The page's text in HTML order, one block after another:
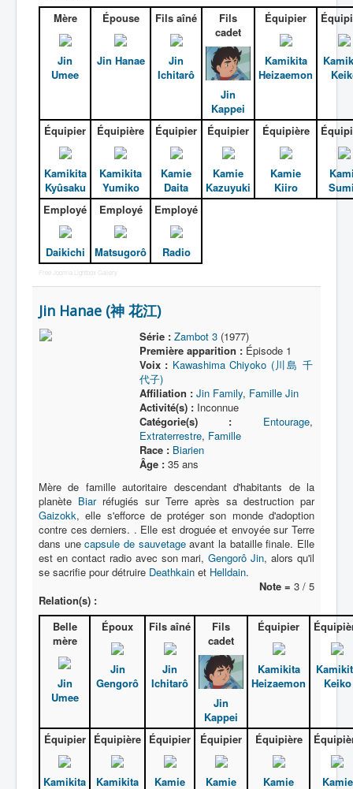
Mère
Jin
Umee
Épouse
Jin Hanae
Fils aîné
Jin
Ichitarô
Fils
cadet
Jin
Kappei
Équipier
Kamikita
Heizaemon
Équipier
Kamikita
Kyûsaku
Équipière
Kamikita
Yumiko
Équipier
Kamie
Daita
Équipier
Kamie
Kazuyuki
Équipière
Kamie
Kiiro
Employé
Daikichi
Employé
Matsugorô
Employé
Radio
Free Joomla Lightbox Gallery
Jin Hanae (神 花江)
Série : Zambot 3(1977)
Première apparition :Épisode 1
Voix : Kawashima Chiyoko (川島 千
代子)
Affiliation : Jin Family, Famille Jin
Activité(s) :Inconnue
Catégorie(s) :
Entourage,
Extraterrestre, Famille
Race : Biarien
Âge :35 ans
Mère de famille autoritaire descendant d'habitants de la
planète Biarréfugiés sur Terre après sa destruction par
Gaizokk, elle s'efforce de protéger son monde d'adoption
contre ces derniers. . Elle est droguée et envoyée sur Terre
dans unecapsule de sauvetageavant la bataille finale. Elle
est en contact radio avec son mari,Gengorô Jin, alors qu'il
se sacrifie pour détruire Deathkain et Helldain.
Note = 3 / 5
Relation(s) :
Belle
mère
Jin
Umee
Époux
Jin
Gengorô
Fils aîné
Jin
Ichitarô
Fils
cadet
Jin
Kappei
Équipier
Kamikita
Heizaemon
Keiko
Équipier
Kamikita
Équipière
Kamikita
Équipier
Kamie
Équipier
Kamie
Équipière
Kamie
Kamie